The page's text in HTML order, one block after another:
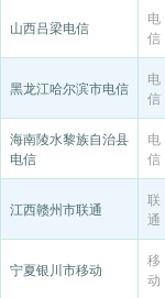
山西吕梁电信
电
信
黑龙江哈尔滨市电信
电
信
海南陵水黎族自治县
电信
电
信
江西赣州市联通
联
通
宁夏银川市移动
移
动